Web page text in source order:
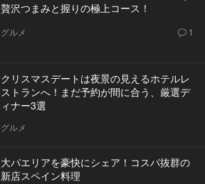
贅沢つまみと握りの極上コース！
グルメ 1
クリスマスデートは夜景の見えるホテルレ
ストランへ！まだ予約が間に合う、厳選デ
ィナー3選
グルメ
大パエリアを豪快にシェア！コスパ抜群の
新店スペイン料理